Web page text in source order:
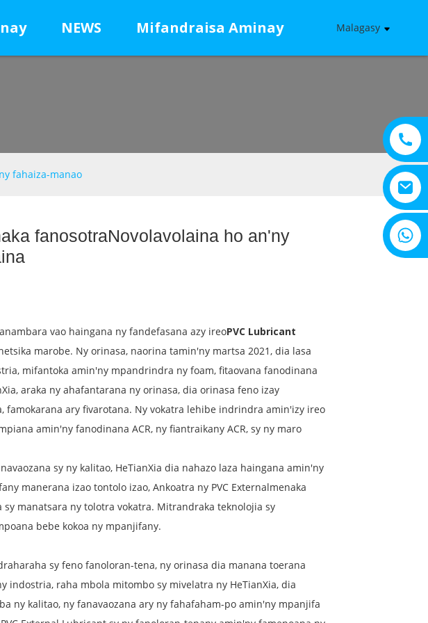
NEWS Mifandraisa Aminay Malagasy
+8615805330828
fahaiza-manao
fanosotraNovolavolaina ho an'ny
vao haingana ny fandefasana azy ireoPVC Lubricant
marobe. Ny orinasa, naorina tamin'ny martsa 2021, dia lasa
mifantoka amin'ny mpandrindra ny foam, fitaovana fanodinana
araka ny ahafantarana ny orinasa, dia orinasa feno izay
famokarana ary fivarotana. Ny vokatra lehibe indrindra amin'izy ireo
amin'ny fanodinana ACR, ny fiantraikany ACR, sy ny maro
sy ny kalitao, HeTianXia dia nahazo laza haingana amin'ny
manerana izao tontolo izao, Ankoatra ny PVC Externalmenaka
sy manatsara ny tolotra vokatra. Mitrandraka teknolojia sy
bebe kokoa ny mpanjifany.
sy feno fanoloran-tena, ny orinasa dia manana toerana
indostria, raha mbola mitombo sy mivelatra ny HeTianXia, dia
ny kalitao, ny fanavaozana ary ny fahafaham-po amin'ny mpanjifa